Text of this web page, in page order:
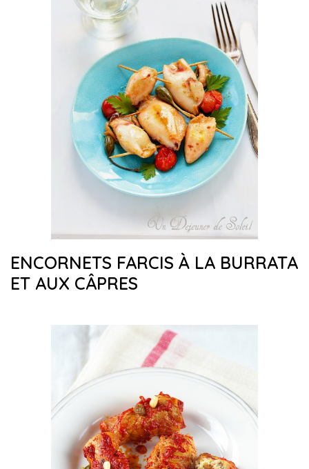
ENCORNETS FARCIS À LA BURRATA
ET AUX CÂPRES